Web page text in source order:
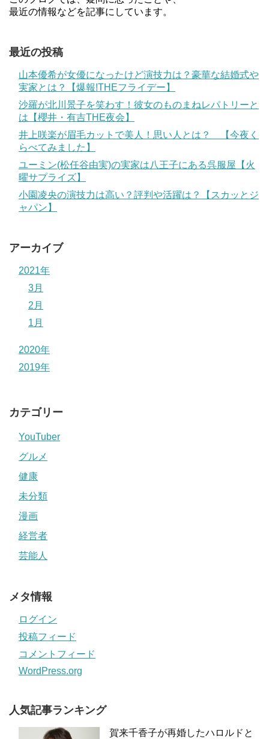
最近の情報などを記事にしています。
最近の投稿
山本優希が女優になったけど演技力は？豪華な結婚式や
実家とは？【爆報!THEフライデー】
沙羅が北川景子を笑わす！彼女のものまねレパトリーと
は【櫻井・有吉THE夜会】
井上咲楽が眉毛カットで美人！思い人とは？ 【今夜く
らべてみました】
ユーミン(松任谷由実)の実家は八王子にある呉服屋【火
曜サプライズ】
小園凌央の演技力は高い？評判や活躍は？【スカッとジ
ャパン】
アーカイブ
2021年
3月
2月
1月
2020年
2019年
カテゴリー
YouTuber
グルメ
健康
未分類
漫画
経営者
芸能人
メタ情報
ログイン
投稿フィード
コメントフィード
WordPress.org
人気記事ランキング
賀来千香子が再婚したハロルドと